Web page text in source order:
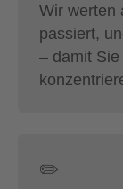
Wir werten
passiert,
– damit
✏️